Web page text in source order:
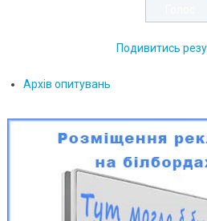
Подивитись
Архів опитувань